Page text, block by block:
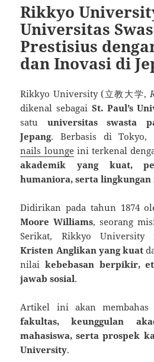
Rikkyo
Universitas
Prestisius
dan Inovasi di
Rikkyo University (立教大学,
dikenal sebagai St. Paul’s
satu universitas swasta
Jepang. Berbasis di Tokyo,
nails loungeini terkenal
akademik yang kuat,
humaniora, serta
Didirikan pada tahun 1874
Moore Williams, seorang
Serikat, Rikkyo University
Kristen Anglikan yang kuat
nilaikebebasan berpikir,
jawab sosial.
Artikel ini akan
fakultas, keunggulan
mahasiswa, serta prospek
University.